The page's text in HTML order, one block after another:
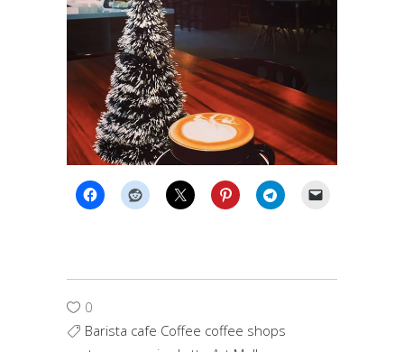
0
Barista cafe Coffee coffee shops